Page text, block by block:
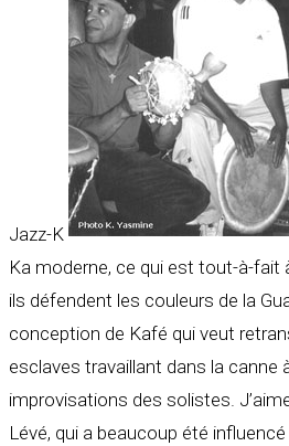
Jazz-K
Ka moderne, ce qui est tout-à-fait
ils défendent les couleurs de la
conception de Kafé qui veut
esclaves travaillant dans la canne
improvisations des solistes.
Lévé, qui a beaucoup été